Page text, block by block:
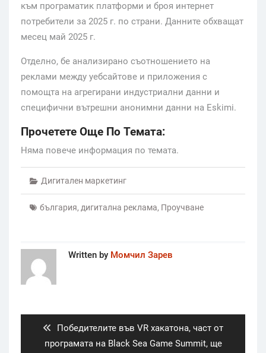
към програматик платформи и броя интернет
потребители за 2025 г. по страни. Данните обхващат
месец май 2025 г.
Отделно, бе анализирано съотношението на
реклами между уебсайтове и приложения с
помощта на агрегирани индустриални данни и
специфични вътрешни анонимни данни на Eskimi.
Прочетете Още По Темата:
Няма повече информация по темата.
Дигитален маркетинг
българия, дигитална реклама, Проучване
Written by Момчил Зарев
Previous
post:
Победителите във VR хакатона, част от
програмата на Black Sea Game Summit, ще